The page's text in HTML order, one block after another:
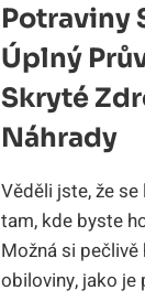
Potraviny
Úplný
Skryté
Náhrady
Věděli jste, že
tam, kde byste
Možná si pečlivě
obiloviny, jako je